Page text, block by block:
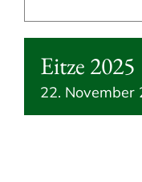
Eitze 2025
22. November